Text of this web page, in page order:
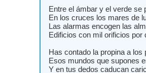
Entre el ámbar y el verde se
En los cruces los mares de
Las alarmas encogen las
Edificios con mil orificios por
Has contado la propina a los
Esos mundos que supones
Y en tus dedos caducan